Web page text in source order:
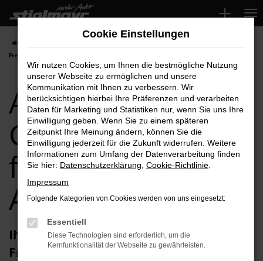
Zum
Hauptinhalt
springen
Freising Top-Angebote
Audi Q2
Gebrauchtwagen
für Freising Top-
Angebote
Ihren Audi Q2 Gebrauchtwagen für
Freising erhalten Sie im Autohaus
Cookie Einstellungen
Wir nutzen Cookies, um Ihnen die bestmögliche Nutzung
unserer Webseite zu ermöglichen und unsere
Kommunikation mit Ihnen zu verbessern. Wir
berücksichtigen hierbei Ihre Präferenzen und verarbeiten
Daten für Marketing und Statistiken nur, wenn Sie uns Ihre
Einwilligung geben. Wenn Sie zu einem späteren
Zeitpunkt Ihre Meinung ändern, können Sie die
Einwilligung jederzeit für die Zukunft widerrufen. Weitere
Informationen zum Umfang der Datenverarbeitung finden
Sie hier: Datenschutzerklärung Cookie-Richtlinie
Impressum
Folgende Kategorien von Cookies werden von uns eingesetzt:
Essentiell
Diese Technologien sind erforderlich, um die
Kernfunktionalität der Webseite zu gewährleisten.